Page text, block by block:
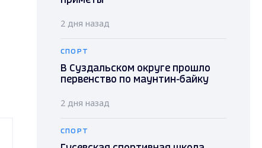
2 дня назад
СПОРТ
В Суздальском округе прошло
первенство по маунтин-байку
2 дня назад
СПОРТ